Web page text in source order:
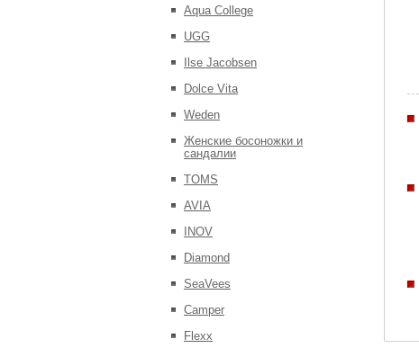
Aqua College
UGG
Ilse Jacobsen
Dolce Vita
Weden
Женские босоножки и
сандалии
TOMS
AVIA
INOV
Diamond
SeaVees
Camper
Flexx